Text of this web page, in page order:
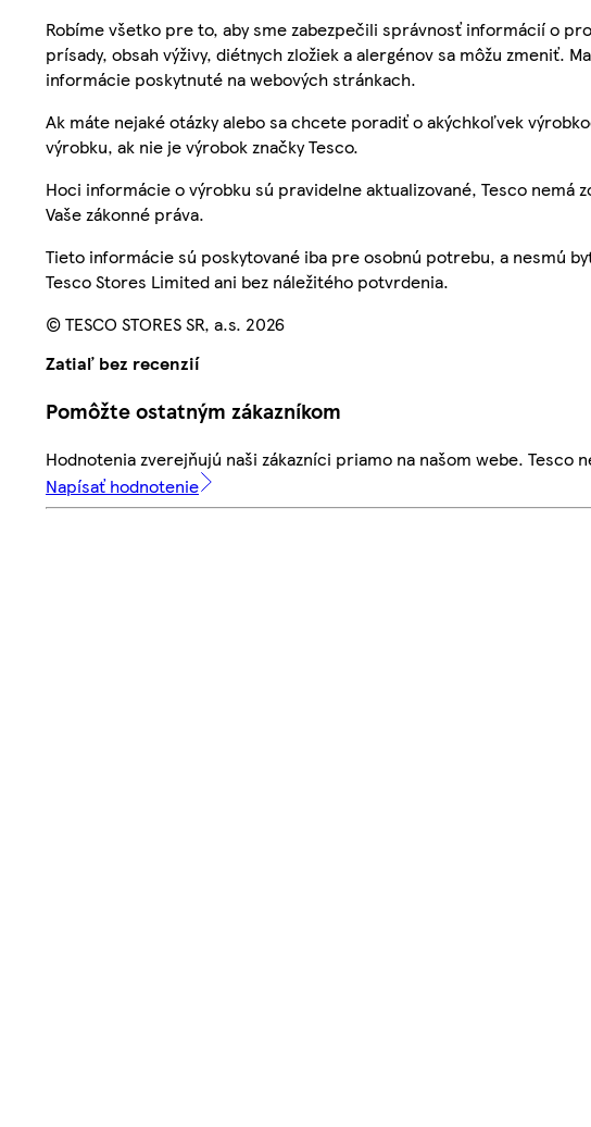
Robíme všetko pre to, aby sme zabezpečili správnosť informácií o
prísady, obsah výživy, diétnych zložiek a alergénov sa môžu zmeniť.
informácie poskytnuté na webových stránkach.
Ak máte nejaké otázky alebo sa chcete poradiť o akýchkoľvek
výrobku, ak nie je výrobok značky Tesco.
Hoci informácie o výrobku sú pravidelne aktualizované, Tesco
Vaše zákonné práva.
Tieto informácie sú poskytované iba pre osobnú potrebu, a nesmú
Tesco Stores Limited ani bez náležitého potvrdenia.
© TESCO STORES SR, a.s. 2026
Zatiaľ bez recenzií
Pomôžte ostatným zákazníkom
Hodnotenia zverejňujú naši zákazníci priamo na našom webe. Tesco
Napísať hodnotenie